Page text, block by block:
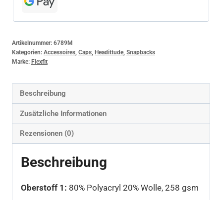
Artikelnummer: 6789M
Kategorien: Accessoires Caps Headittude, Snapbacks
Marke: Flexfit
Beschreibung
Zusätzliche Informationen
Rezensionen (0)
Beschreibung
Oberstoff 1: 80% Polyacryl 20% Wolle, 258 gsm